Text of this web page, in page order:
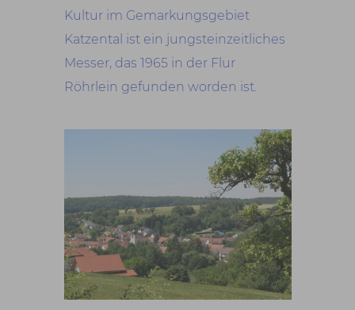
Kultur im Gemarkungsgebiet
Katzental ist ein jungsteinzeitliches
Messer, das 1965 in der Flur
Röhrlein gefunden worden ist.